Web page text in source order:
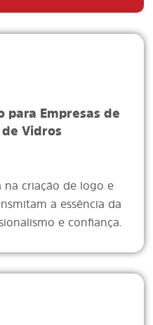
para Empresas de
Vidros
na criação de logo e
a essência da
e confiança.